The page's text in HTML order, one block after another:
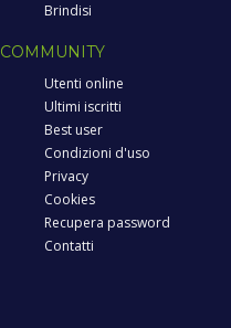
Brindisi
COMMUNITY
Utenti online
Ultimi iscritti
Best user
Condizioni d'uso
Privacy
Cookies
Recupera password
Contatti